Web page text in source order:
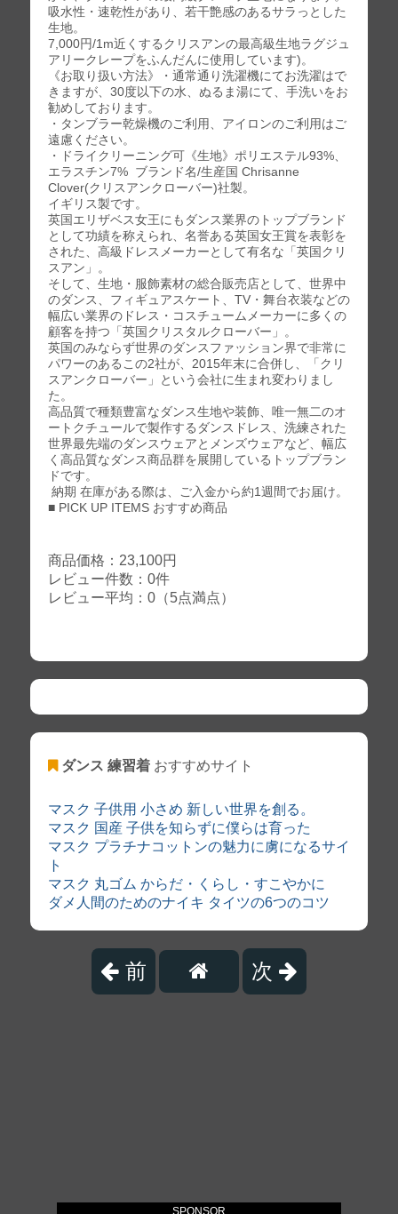
吸水性・速乾性があり、若干艶感のあるサラっとした
生地。
7,000円/1m近くするクリスアンの最高級生地ラグジュ
アリークレープをふんだんに使用しています)。
《お取り扱い方法》・通常通り洗濯機にてお洗濯はで
きますが、30度以下の水、ぬるま湯にて、手洗いをお
勧めしております。
・タンブラー乾燥機のご利用、アイロンのご利用はご
遠慮ください。
・ドライクリーニング可《生地》ポリエステル93%、
エラスチン7% ブランド名/生産国 Chrisanne
Clover(クリスアンクローバー)社製。
イギリス製です。
英国エリザベス女王にもダンス業界のトップブランド
として功績を称えられ、名誉ある英国女王賞を表彰を
された、高級ドレスメーカーとして有名な「英国クリ
スアン」。
そして、生地・服飾素材の総合販売店として、世界中
のダンス、フィギュアスケート、TV・舞台衣装などの
幅広い業界のドレス・コスチュームメーカーに多くの
顧客を持つ「英国クリスタルクローバー」。
英国のみならず世界のダンスファッション界で非常に
パワーのあるこの2社が、2015年末に合併し、「クリ
スアンクローバー」という会社に生まれ変わりまし
た。
高品質で種類豊富なダンス生地や装飾、唯一無二のオ
ートクチュールで製作するダンスドレス、洗練された
世界最先端のダンスウェアとメンズウェアなど、幅広
く高品質なダンス商品群を展開しているトップブラン
ドです。
納期 在庫がある際は、ご入金から約1週間でお届け。
■ PICK UP ITEMS おすすめ商品
商品価格：23,100円
レビュー件数：0件
レビュー平均：0（5点満点）
ダンス 練習着おすすめサイト
マスク 子供用 小さめ 新しい世界を創る。
マスク 国産 子供を知らずに僕らは育った
マスク プラチナコットンの魅力に虜になるサイ
ト
マスク 丸ゴム からだ・くらし・すこやかに
ダメ人間のためのナイキ タイツの6つのコツ
前 次
SPONSOR